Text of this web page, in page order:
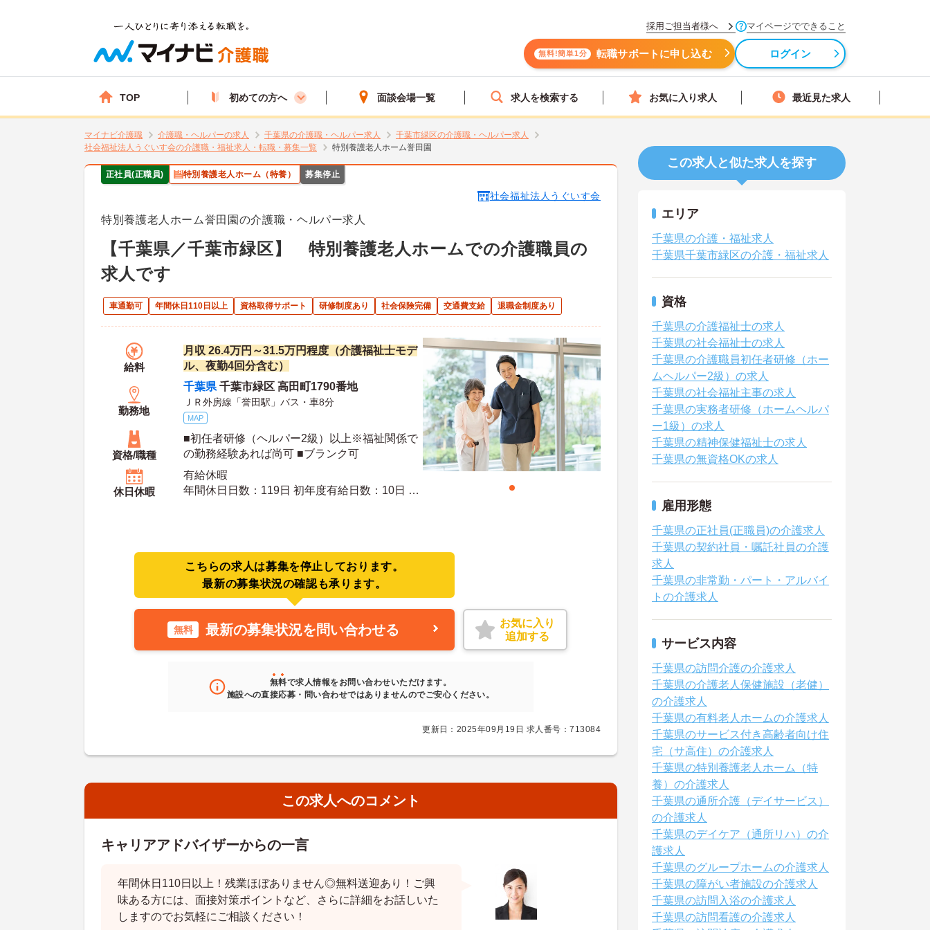
採用ご担当者様へ マイページでできること
無料!簡単1分 転職サポートに申し込む ログイン
TOP 初めての方へ 面談会場一覧 求人を検索する お気に入り求人 最近見た求人
マイナビ介護職 介護職・ヘルパーの求人 千葉県の介護職・ヘルパー求人
千葉市緑区の介護職・ヘルパー求人
社会福祉法人うぐいす会の介護職・福祉求人・転職・募集一覧
特別養護老人ホーム誉田園
正社員(正職員) 特別養護老人ホーム（特養） 募集停止
社会福祉法人うぐいす会
特別養護老人ホーム誉田園の介護職・ヘルパー求人
【千葉県／千葉市緑区】 特別養護老人ホームでの介護職員の
求人です
車通勤可 年間休日110日以上 資格取得サポート 研修制度あり 社会保険完備 交通費支給 退職金制度あり
給料
月収 26.4万円～31.5万円程度（介護福祉士モデ
ル、夜勤4回分含む）
勤務地
千葉県 千葉市緑区 高田町1790番地
ＪＲ外房線「誉田駅」バス・車8分
MAP
資格/職種
■初任者研修（ヘルパー2級）以上※福祉関係で
の勤務経験あれば尚可 ■ブランク可
休日休暇
有給休暇
年間休日日数：119日 初年度有給日数：10日 最
こちらの求人は募集を停止しております。
最新の募集状況の確認も承ります。
無料 最新の募集状況を問い合わせる
お気に入り
追加する
無料で求人情報をお問い合わせいただけます。
施設への直接応募・問い合わせではありませんのでご安心ください。
更新日：2025年09月19日 求人番号：713084
この求人へのコメント
キャリアアドバイザーからの一言
年間休日110日以上！残業ほぼありません◎無料送迎あり！ご興
味ある方には、面接対策ポイントなど、さらに詳細をお話しいた
しますのでお気軽にご相談ください！
この求人と似た求人を探す
エリア
千葉県の介護・福祉求人
千葉県千葉市緑区の介護・福祉求人
資格
千葉県の介護福祉士の求人
千葉県の社会福祉士の求人
千葉県の介護職員初任者研修（ホー
ムヘルパー2級）の求人
千葉県の社会福祉主事の求人
千葉県の実務者研修（ホームヘルパ
ー1級）の求人
千葉県の精神保健福祉士の求人
千葉県の無資格OKの求人
雇用形態
千葉県の正社員(正職員)の介護求人
千葉県の契約社員・嘱託社員の介護
求人
千葉県の非常勤・パート・アルバイ
トの介護求人
サービス内容
千葉県の訪問介護の介護求人
千葉県の介護老人保健施設（老健）
の介護求人
千葉県の有料老人ホームの介護求人
千葉県のサービス付き高齢者向け住
宅（サ高住）の介護求人
千葉県の特別養護老人ホーム（特
養）の介護求人
千葉県の通所介護（デイサービス）
の介護求人
千葉県のデイケア（通所リハ）の介
護求人
千葉県のグループホームの介護求人
千葉県の障がい者施設の介護求人
千葉県の訪問入浴の介護求人
千葉県の訪問看護の介護求人